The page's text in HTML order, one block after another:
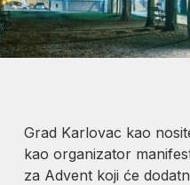
Grad Karlovac kao
kao organizator
za Advent koji će